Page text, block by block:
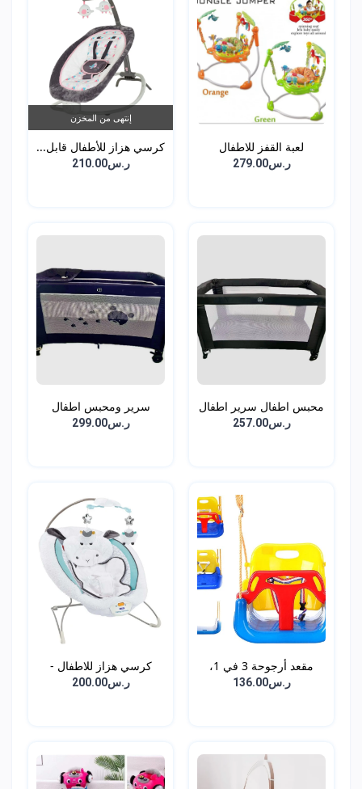
لعبة القفز للاطفال
ر.س279.00
إنتهى من المخزن
كرسي هزاز للأطفال قابل...
ر.س210.00
محبس اطفال سرير اطفال
د...ر.س257.00
سرير ومحبس اطفال
دورين...ر.س299.00
مقعد أرجوحة 3 في 1،
أرج...ر.س136.00
كرسي هزاز للاطفال -
أبي...ر.س200.00